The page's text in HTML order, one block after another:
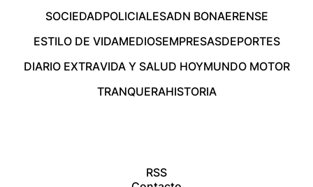
SOCIEDADPOLICIALESADN BONAERENSE
ESTILO DE VIDAMEDIOSEMPRESASDEPORTES
DIARIO EXTRAVIDA Y SALUD HOYMUNDO MOTOR
TRANQUERAHISTORIA
RSS